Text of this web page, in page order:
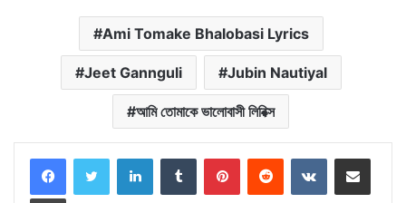
Ami Tomake Bhalobasi Lyrics
Jeet Gannguli Jubin Nautiyal
আমি তোমাকে ভালোবাসী লিরিক্স
LinkedInTumblr PinterestReddit VKontakteShare via Email
Print